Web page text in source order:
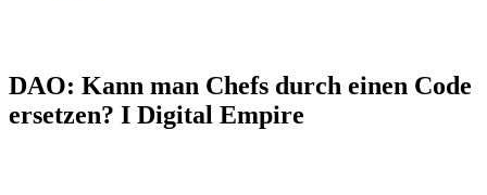
DAO: Kann man Chefs durch einen Code
ersetzen? I Digital Empire